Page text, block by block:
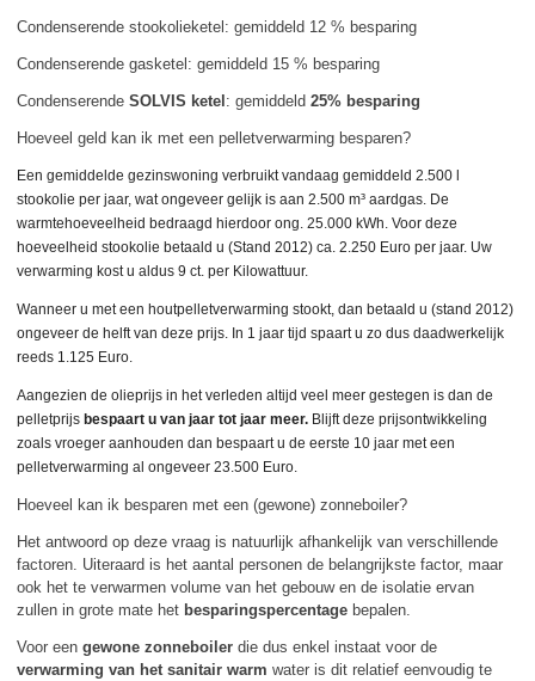
Condenserende stookolieketel: gemiddeld 12 % besparing
Condenserende gasketel: gemiddeld 15 % besparing
Condenserende SOLVIS ketel : gemiddeld 25% besparing
Hoeveel geld kan ik met een pelletverwarming besparen?
Een gemiddelde gezinswoning verbruikt vandaag gemiddeld 2.500 l
stookolie per jaar, wat ongeveer gelijk is aan 2.500 m³ aardgas. De
warmtehoeveelheid bedraagd hierdoor ong. 25.000 kWh. Voor deze
hoeveelheid stookolie betaald u (Stand 2012) ca. 2.250 Euro per jaar. Uw
verwarming kost u aldus 9 ct. per Kilowattuur.
Wanneer u met een houtpelletverwarming stookt, dan betaald u (stand 2012)
ongeveer de helft van deze prijs. In 1 jaar tijd spaart u zo dus daadwerkelijk
reeds 1.125 Euro.
Aangezien de olieprijs in het verleden altijd veel meer gestegen is dan de
pelletprijsbespaart u van jaar tot jaar meer. Blijft deze prijsontwikkeling
zoals vroeger aanhouden dan bespaart u de eerste 10 jaar met een
pelletverwarming al ongeveer 23.500 Euro.
Hoeveel kan ik besparen met een (gewone) zonneboiler?
Het antwoord op deze vraag is natuurlijk afhankelijk van verschillende
factoren. Uiteraard is het aantal personen de belangrijkste factor, maar
ook het te verwarmen volume van het gebouw en de isolatie ervan
zullen in grote mate het besparingspercentage bepalen.
Voor eengewone zonneboiler die dus enkel instaat voor de
verwarming van het sanitair warm water is dit relatief eenvoudig te